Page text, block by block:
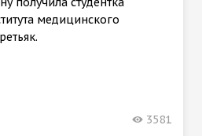
медицинского
3581